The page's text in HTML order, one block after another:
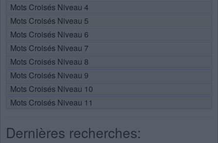
Mots Croisés Niveau 4
Mots Croisés Niveau 5
Mots Croisés Niveau 6
Mots Croisés Niveau 7
Mots Croisés Niveau 8
Mots Croisés Niveau 9
Mots Croisés Niveau 10
Mots Croisés Niveau 11
Dernières recherches: